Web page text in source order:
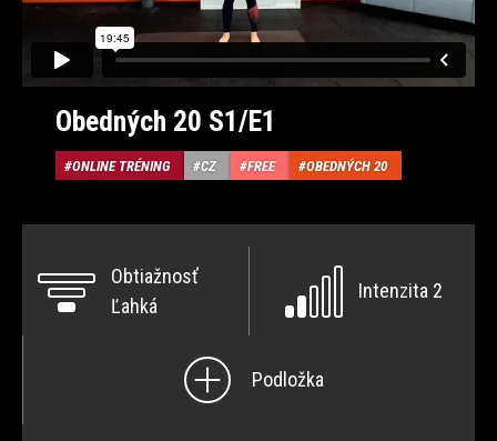
Obedných 20 S1/E1
ONLINE TRÉNING CZ FREE OBEDNÝCH 20
Obtiažnosť
Ľahká
Intenzita 2
Podložka